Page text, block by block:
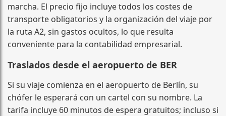
marcha. El precio fijo incluye todos los costes de
transporte obligatorios y la organización del viaje por
la ruta A2, sin gastos ocultos, lo que resulta
conveniente para la contabilidad empresarial.
Traslados desde el aeropuerto de BER
Si su viaje comienza en el aeropuerto de Berlín, su
chófer le esperará con un cartel con su nombre. La
tarifa incluye 60 minutos de espera gratuitos; incluso si